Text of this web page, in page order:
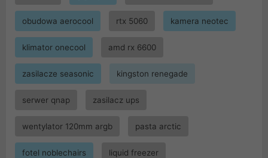
obudowa aerocool rtx 5060 kamera neotec
klimator onecool amd rx 6600
zasilacze seasonic kingston renegade
serwer qnap zasilacz ups
wentylator 120mm argb pasta arctic
fotel noblechairs liquid freezer